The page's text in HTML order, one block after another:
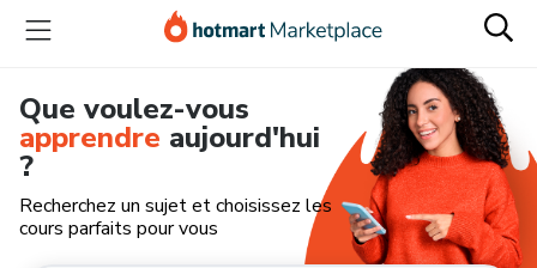
Que voulez-vous
apprendre aujourd'hui
?
Recherchez un sujet et choisissez les
cours parfaits pour vous